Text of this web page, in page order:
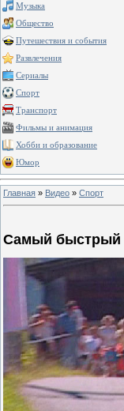
Музыка
Общество
Путешествия и события
Развлечения
Сериалы
Спорт
Транспорт
Фильмы и анимация
Хобби и образование
Юмор
Главная » Видео » Спорт
Самый быстрый